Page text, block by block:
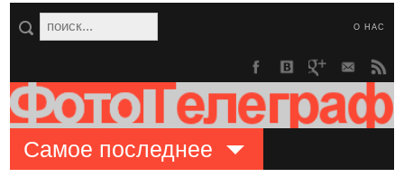
О НАС
Самое последнее